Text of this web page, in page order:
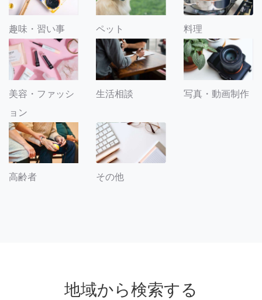
趣味・習い事 ペット 料理
美容・ファッシ
ョン
生活相談 写真・動画制作
高齢者 その他
地域から検索する